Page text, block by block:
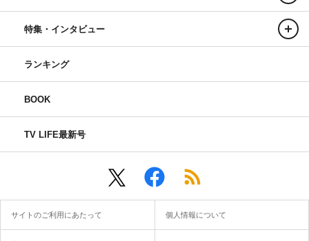
特集・インタビュー
ランキング
BOOK
TV LIFE最新号
サイトのご利用にあたって 個人情報について